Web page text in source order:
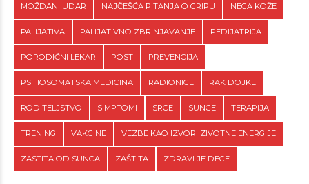
MOŽDANI UDAR NAJČEŠĆA PITANJA O GRIPU NEGA KOŽE
PALIJATIVA PALIJATIVNO ZBRINJAVANJE PEDIJATRIJA
PORODIČNI LEKAR POST PREVENCIJA
PSIHOSOMATSKA MEDICINA RADIONICE RAK DOJKE
RODITELJSTVO SIMPTOMI SRCE SUNCE TERAPIJA
TRENING VAKCINE VEZBE KAO IZVORI ZIVOTNE ENERGIJE
ZASTITA OD SUNCA ZAŠTITA ZDRAVLJE DECE